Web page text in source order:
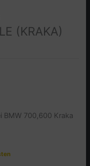
(KRAKA)
BMW 700,600 Kraka